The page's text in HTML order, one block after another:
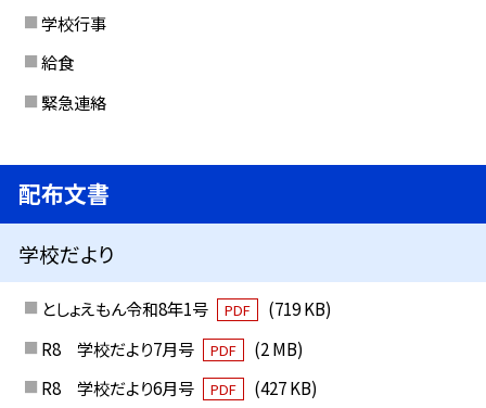
学校行事
給食
緊急連絡
配布文書
学校だより
としょえもん令和8年1号 PDF
(719 KB)
R8 学校だより7月号
PDF
(2 MB)
R8 学校だより6月号
PDF
(427 KB)